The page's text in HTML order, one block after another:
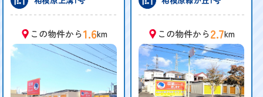
この物件から1.6km この物件から2.7km